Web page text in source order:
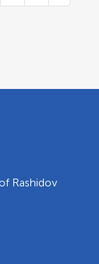
Rashidov